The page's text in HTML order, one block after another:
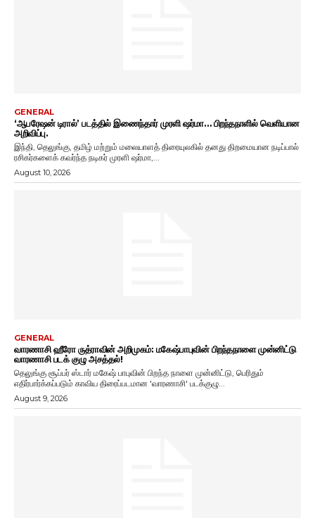
GENERAL
‘ஆபரேஷன் டிரால்’ படத்தில் இணைந்தார் முரளி ஷர்மா… பிறந்தநாளில் வெளியான
அறிவிப்பு.
இந்தி, தெலுங்கு, தமிழ் மற்றும் மலையாளத் திரையுலகில் தனது திறமையான நடிப்பால்
ரசிகர்களைக் கவர்ந்த நடிகர் முரளி ஷர்மா,...
August 10, 2026
GENERAL
வாரணாசி ஹீரோ ருத்ராவின் அறிமுகம்: மகேஷ்பாபுவின் பிறந்தநாளை முன்னிட்டு
வாரணாசி படக் குழு அசத்தல்!
தெலுங்கு சூப்பர் ஸ்டார் மகேஷ் பாபுவின் பிறந்த நாளை முன்னிட்டு, பெரிதும்
எதிர்பார்க்கப்படும் காவிய திரைப்படமான 'வாரணாசி' படக்குழு...
August 9, 2026